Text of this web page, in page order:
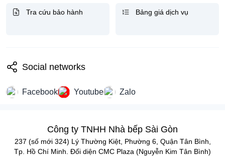
Tra cứu bảo hành Bảng giá dịch vụ
Social networks
Facebook Youtube Zalo
Công ty TNHH Nhà bếp Sài Gòn
237 (số mới 324) Lý Thường Kiệt, Phường 6, Quận Tân Bình,
Tp. Hồ Chí Minh. Đối diện CMC Plaza (Nguyễn Kim Tân Bình)